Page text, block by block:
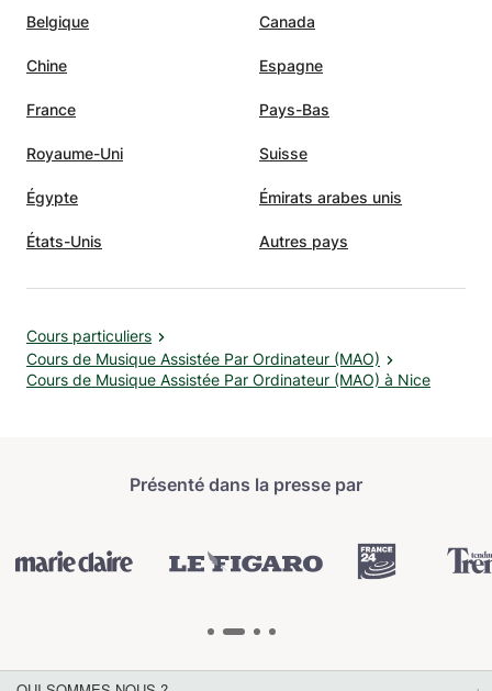
Belgique Canada
Chine Espagne
France Pays-Bas
Royaume-Uni Suisse
Égypte Émirats arabes unis
États-Unis Autres pays
Cours particuliers
Cours de Musique Assistée Par Ordinateur (MAO)
Cours de Musique Assistée Par Ordinateur (MAO) à Nice
Présenté dans la presse par